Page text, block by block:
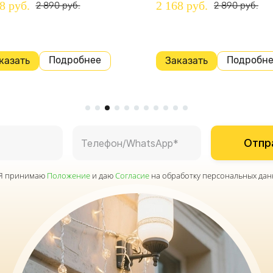
руб. 2 890 руб.
Подробнее
2 168 руб. 2 890 руб.
Заказать
принимаю Положение и даюСогласие на обработку персональных